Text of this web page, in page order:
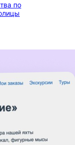
по